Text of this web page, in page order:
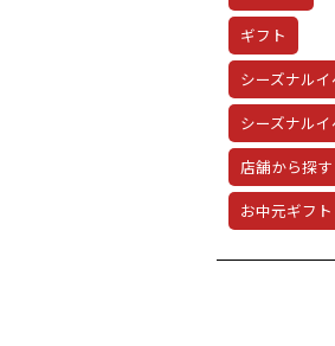
ギフト
シーズナル
シーズナル
店舗から探す
お中元ギフト